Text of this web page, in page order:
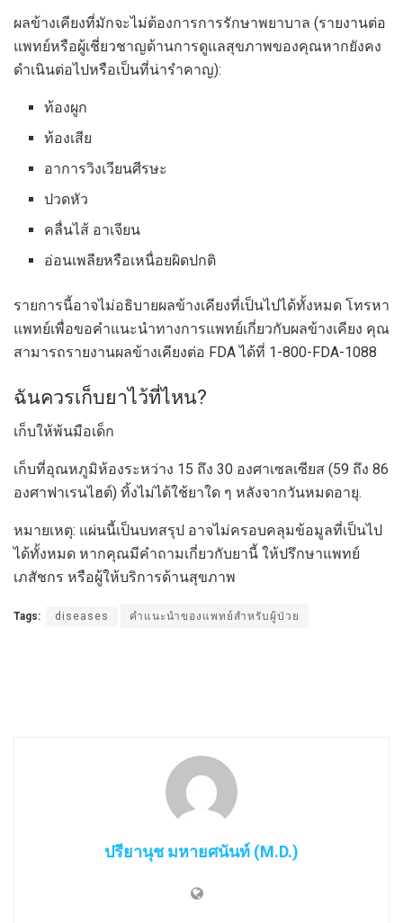
ผลข้างเคียงที่มักจะไม่ต้องการการรักษาพยาบาล (รายงานต่อ
แพทย์หรือผู้เชี่ยวชาญด้านการดูแลสุขภาพของคุณหากยังคง
ดำเนินต่อไปหรือเป็นที่น่ารำคาญ):
ท้องผูก
ท้องเสีย
อาการวิงเวียนศีรษะ
ปวดหัว
คลื่นไส้ อาเจียน
อ่อนเพลียหรือเหนื่อยผิดปกติ
รายการนี้อาจไม่อธิบายผลข้างเคียงที่เป็นไปได้ทั้งหมด โทรหา
แพทย์เพื่อขอคำแนะนำทางการแพทย์เกี่ยวกับผลข้างเคียง คุณ
สามารถรายงานผลข้างเคียงต่อ FDA ได้ที่ 1-800-FDA-1088
ฉันควรเก็บยาไว้ที่ไหน?
เก็บให้พ้นมือเด็ก
เก็บที่อุณหภูมิห้องระหว่าง 15 ถึง 30 องศาเซลเซียส (59 ถึง 86
องศาฟาเรนไฮต์) ทิ้งไม่ได้ใช้ยาใด ๆ หลังจากวันหมดอายุ.
หมายเหตุ: แผ่นนี้เป็นบทสรุป อาจไม่ครอบคลุมข้อมูลที่เป็นไป
ได้ทั้งหมด หากคุณมีคำถามเกี่ยวกับยานี้ ให้ปรึกษาแพทย์
เภสัชกร หรือผู้ให้บริการด้านสุขภาพ
Tags: diseases คำแนะนำของแพทย์สำหรับผู้ป่วย
ปรียานุช มหายศนันท์ (M.D.)